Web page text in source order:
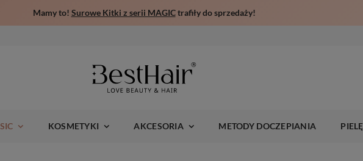
Mamy to! Surowe Kitki z serii MAGICtrafiły do sprzedaży!
KOSMETYKI AKCESORIA METODY DOCZEPIANIA